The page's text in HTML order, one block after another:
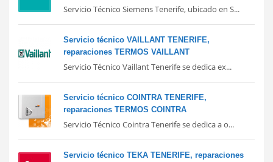
Servicio Técnico Siemens Tenerife, ubicado en S...
Servicio técnico VAILLANT TENERIFE,
reparaciones TERMOS VAILLANT
Servicio Técnico Vaillant Tenerife se dedica ex...
Servicio técnico COINTRA TENERIFE,
reparaciones TERMOS COINTRA
Servicio Técnico Cointra Tenerife se dedica a o...
Servicio técnico TEKA TENERIFE, reparaciones